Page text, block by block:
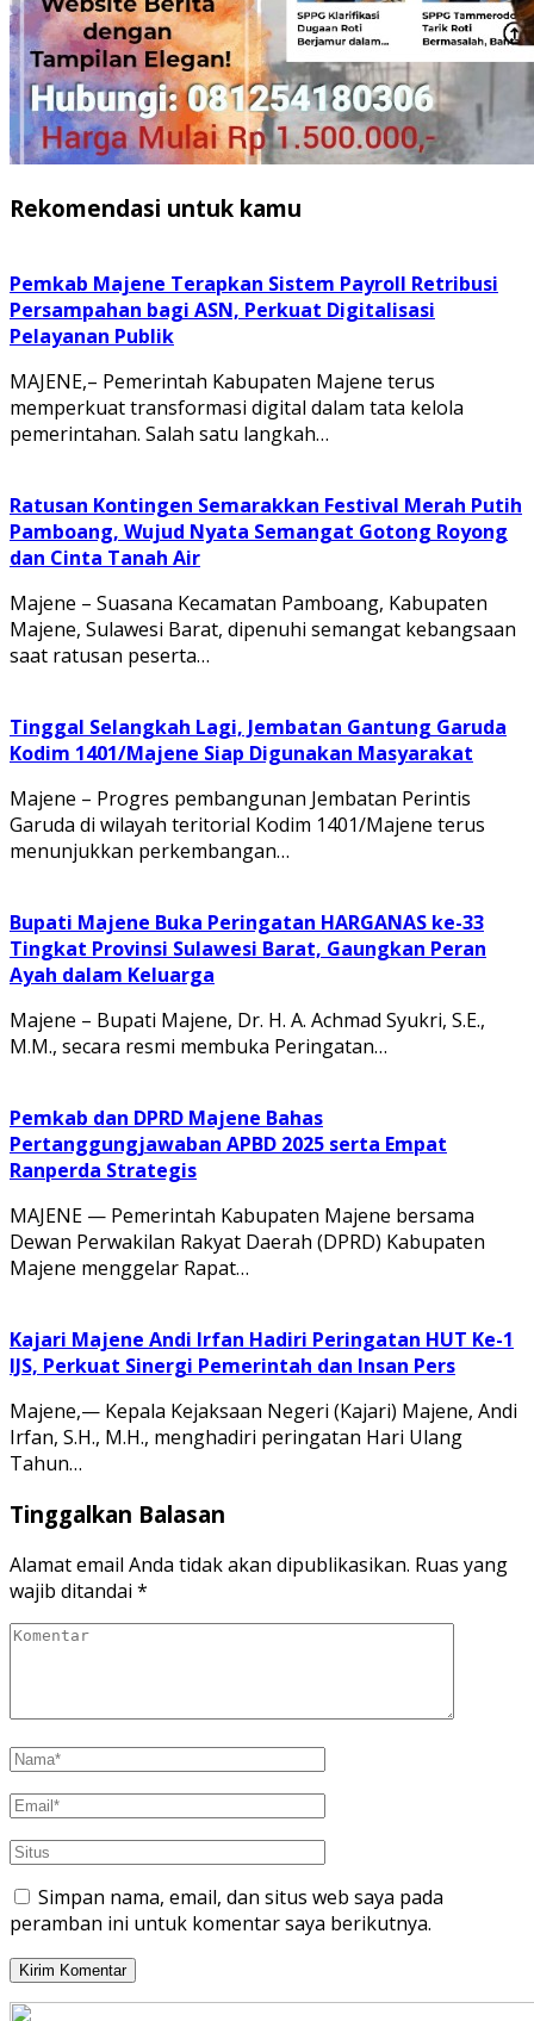
Rekomendasi untuk kamu
Pemkab Majene Terapkan Sistem Payroll Retribusi
Persampahan bagi ASN, Perkuat Digitalisasi
Pelayanan Publik
MAJENE,– Pemerintah Kabupaten Majene terus
memperkuat transformasi digital dalam tata kelola
pemerintahan. Salah satu langkah…
Ratusan Kontingen Semarakkan Festival Merah Putih
Pamboang, Wujud Nyata Semangat Gotong Royong
dan Cinta Tanah Air
Majene – Suasana Kecamatan Pamboang, Kabupaten
Majene, Sulawesi Barat, dipenuhi semangat kebangsaan
saat ratusan peserta…
Tinggal Selangkah Lagi, Jembatan Gantung Garuda
Kodim 1401/Majene Siap Digunakan Masyarakat
Majene – Progres pembangunan Jembatan Perintis
Garuda di wilayah teritorial Kodim 1401/Majene terus
menunjukkan perkembangan…
Bupati Majene Buka Peringatan HARGANAS ke-33
Tingkat Provinsi Sulawesi Barat, Gaungkan Peran
Ayah dalam Keluarga
Majene – Bupati Majene, Dr. H. A. Achmad Syukri, S.E.,
M.M., secara resmi membuka Peringatan…
Pemkab dan DPRD Majene Bahas
Pertanggungjawaban APBD 2025 serta Empat
Ranperda Strategis
MAJENE — Pemerintah Kabupaten Majene bersama
Dewan Perwakilan Rakyat Daerah (DPRD) Kabupaten
Majene menggelar Rapat…
Kajari Majene Andi Irfan Hadiri Peringatan HUT Ke-1
IJS, Perkuat Sinergi Pemerintah dan Insan Pers
Majene,— Kepala Kejaksaan Negeri (Kajari) Majene, Andi
Irfan, S.H., M.H., menghadiri peringatan Hari Ulang
Tahun…
Tinggalkan Balasan
Alamat email Anda tidak akan dipublikasikan. Ruas yang
wajib ditandai *
Simpan nama, email, dan situs web saya pada
peramban ini untuk komentar saya berikutnya.